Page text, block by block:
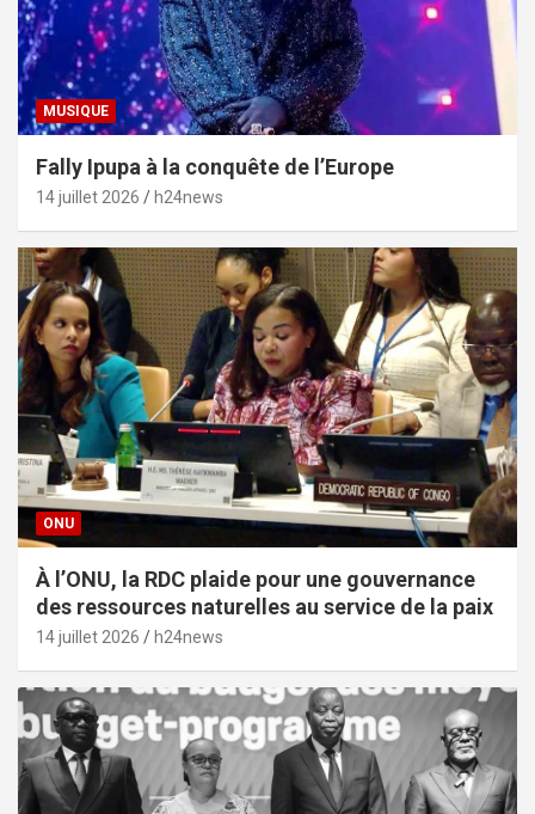
MUSIQUE
Fally Ipupa à la conquête de l’Europe
14 juillet 2026 h24news
ONU
À l’ONU, la RDC plaide pour une gouvernance
des ressources naturelles au service de la paix
14 juillet 2026 h24news